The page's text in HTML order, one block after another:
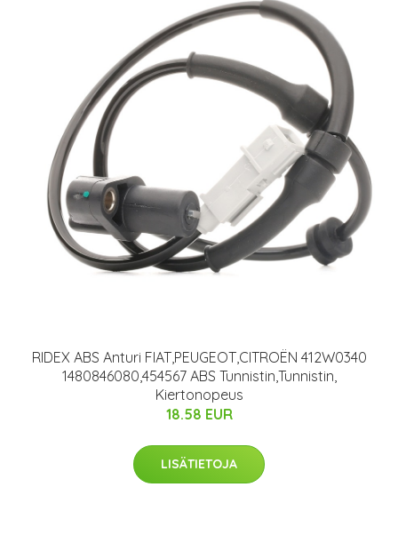
RIDEX ABS Anturi FIAT,PEUGEOT,CITROËN 412W0340
1480846080,454567 ABS Tunnistin,Tunnistin,
Kiertonopeus
18.58 EUR
LISÄTIETOJA